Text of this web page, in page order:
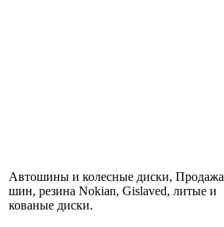
Автошины и колесные диски, Продажа
шин, резина Nokian, Gislaved, литые и
кованые диски.